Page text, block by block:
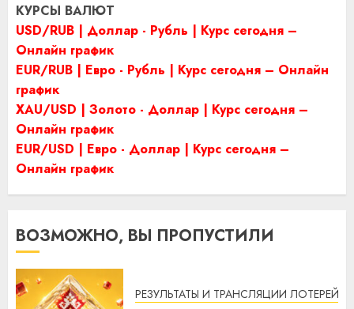
КУРСЫ ВАЛЮТ
USD/RUB | Доллар - Рубль | Курс сегодня –
Онлайн график
EUR/RUB | Евро - Рубль | Курс сегодня – Онлайн
график
XAU/USD | Золото - Доллар | Курс сегодня –
Онлайн график
EUR/USD | Евро - Доллар | Курс сегодня –
Онлайн график
ВОЗМОЖНО, ВЫ ПРОПУСТИЛИ
РЕЗУЛЬТАТЫ И ТРАНСЛЯЦИИ ЛОТЕРЕЙ